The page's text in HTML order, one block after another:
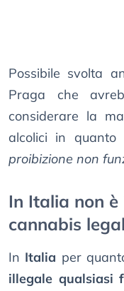
Possibile svolta
Praga che
considerare la
alcolici in quanto
proibizione non
In Italia non
cannabis
In Italia per
illegale qualsiasi